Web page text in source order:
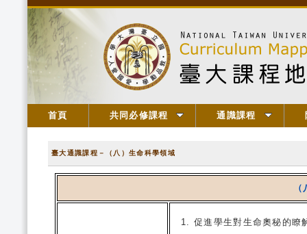
首頁 共同必修課程 通識課程
臺大通識課程－（八）生命科學領域
促進學生對生命奧秘的瞭